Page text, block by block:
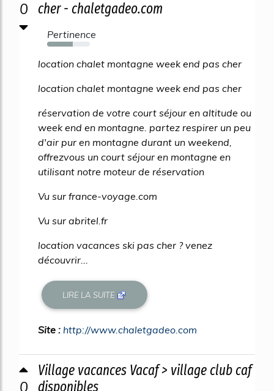
0
cher - chaletgadeo.com
Pertinence
60%
location chalet montagne week end pas cher
location chalet montagne week end pas cher
réservation de votre court séjour en altitude ou
week end en montagne. partez respirer un peu
d'air pur en montagne durant un weekend,
offrezvous un court séjour en montagne en
utilisant notre moteur de réservation
Vu sur france-voyage.com
Vu sur abritel.fr
location vacances ski pas cher ? venez
découvrir...
LIRE LA SUITE
Site : http://www.chaletgadeo.com
0
Village vacances Vacaf > village club caf
disponibles